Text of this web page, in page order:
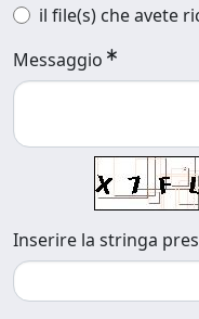
il file(s) che avete
Messaggio
Inserire la stringa